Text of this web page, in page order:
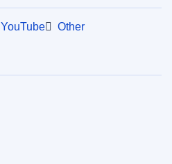
YouTube Other